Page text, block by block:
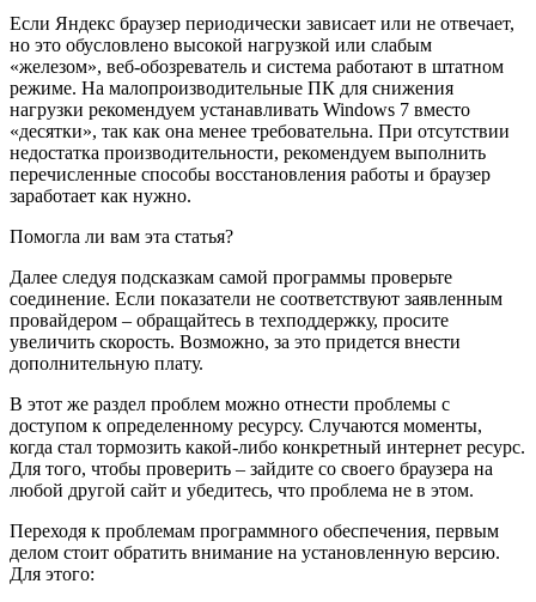
Если Яндекс браузер периодически зависает или не отвечает,
но это обусловлено высокой нагрузкой или слабым
«железом», веб-обозреватель и система работают в штатном
режиме. На малопроизводительные ПК для снижения
нагрузки рекомендуем устанавливать Windows 7 вместо
«десятки», так как она менее требовательна. При отсутствии
недостатка производительности, рекомендуем выполнить
перечисленные способы восстановления работы и браузер
заработает как нужно.
Помогла ли вам эта статья?
Далее следуя подсказкам самой программы проверьте
соединение. Если показатели не соответствуют заявленным
провайдером – обращайтесь в техподдержку, просите
увеличить скорость. Возможно, за это придется внести
дополнительную плату.
В этот же раздел проблем можно отнести проблемы с
доступом к определенному ресурсу. Случаются моменты,
когда стал тормозить какой-либо конкретный интернет ресурс.
Для того, чтобы проверить – зайдите со своего браузера на
любой другой сайт и убедитесь, что проблема не в этом.
Переходя к проблемам программного обеспечения, первым
делом стоит обратить внимание на установленную версию.
Для этого: